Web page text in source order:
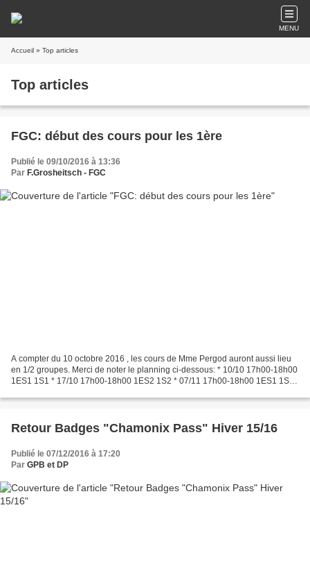
MENU
Accueil » Top articles
Top articles
FGC: début des cours pour les 1ère
Publié le 09/10/2016 à 13:36
Par F.Grosheitsch - FGC
A compter du 10 octobre 2016 , les cours de Mme Pergod auront aussi lieu
en 1/2 groupes. Merci de noter le planning ci-dessous: * 10/10 17h00-18h00
1ES1 1S1 * 17/10 17h00-18h00 1ES2 1S2 * 07/11 17h00-18h00 1ES1 1S1
Retour Badges "Chamonix Pass" Hiver 15/16
Publié le 07/12/2016 à 17:20
Par GPB et DP